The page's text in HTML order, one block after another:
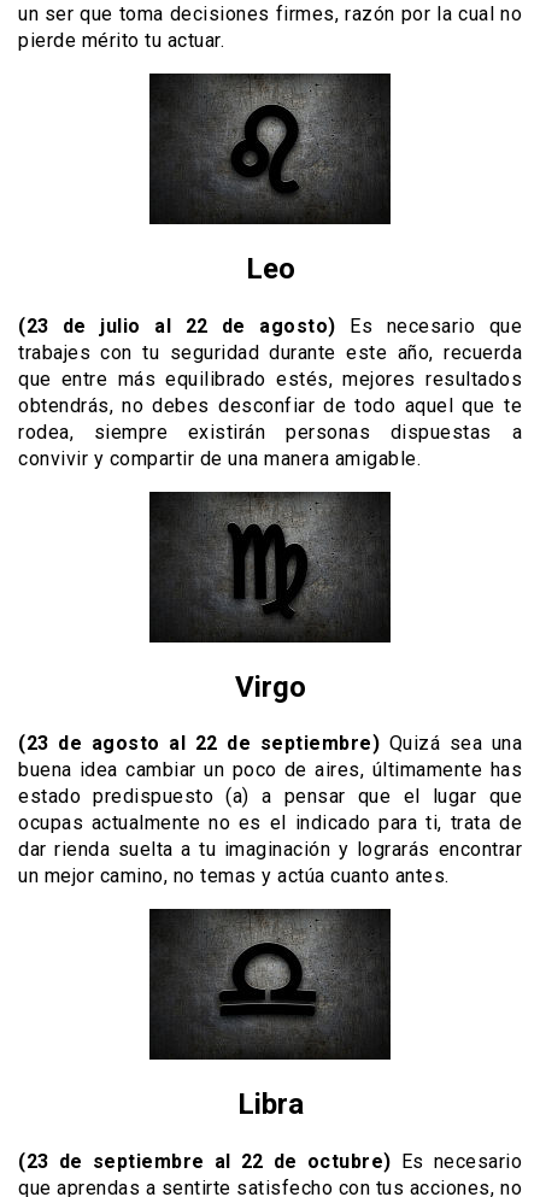
un ser que toma decisiones firmes, razón por la cual no
pierde mérito tu actuar.
Leo
(23 de julio al 22 de agosto) Es necesario que
trabajes con tu seguridad durante este año, recuerda
que entre más equilibrado estés, mejores resultados
obtendrás, no debes desconfiar de todo aquel que te
rodea, siempre existirán personas dispuestas a
convivir y compartir de una manera amigable.
Virgo
(23 de agosto al 22 de septiembre) Quizá sea una
buena idea cambiar un poco de aires, últimamente has
estado predispuesto (a) a pensar que el lugar que
ocupas actualmente no es el indicado para ti, trata de
dar rienda suelta a tu imaginación y lograrás encontrar
un mejor camino, no temas y actúa cuanto antes.
Libra
(23 de septiembre al 22 de octubre)
Es necesario
que aprendas a sentirte satisfecho con tus acciones, no